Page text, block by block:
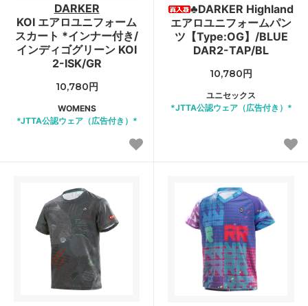
DARKER
KOI エアロユニフォーム
スカート *インナー付き/
インディゴグリーン KOI
2-ISK/GR
10,780円
WOMENS
*JTTA公認ウェア（広告付き）*
♣DARKER Highland
エアロユニフォームパン
ツ【Type:OG】/BLUE
DAR2-TAP/BL
10,780円
ユニセックス
*JTTA公認ウェア（広告付き）*